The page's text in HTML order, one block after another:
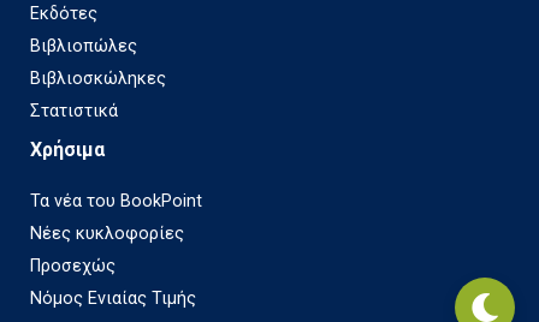
Εκδότες
Βιβλιοπώλες
Βιβλιοσκώληκες
Στατιστικά
Χρήσιμα
Τα νέα του BookPoint
Νέες κυκλοφορίες
Προσεχώς
Νόμος Ενιαίας Τιμής